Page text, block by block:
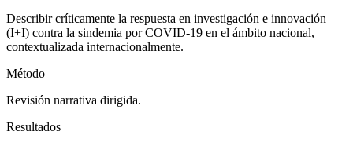
Describir críticamente la respuesta en investigación e innovación
(I+I) contra la sindemia por COVID-19 en el ámbito nacional,
contextualizada internacionalmente.
Método
Revisión narrativa dirigida.
Resultados